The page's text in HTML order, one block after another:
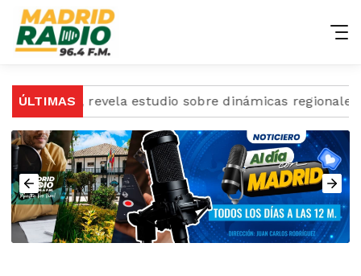
ÚLTIMASrevela estudio sobre dinámicas regionales